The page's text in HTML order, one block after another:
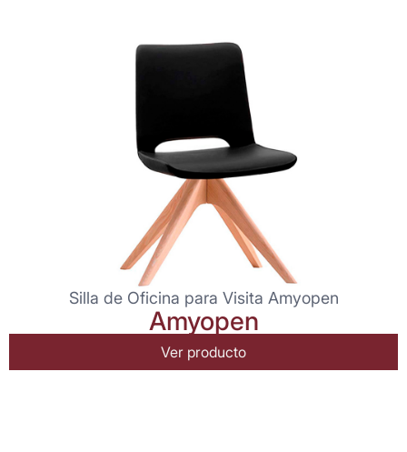
Silla de Oficina para Visita Amyopen
Amyopen
Ver producto